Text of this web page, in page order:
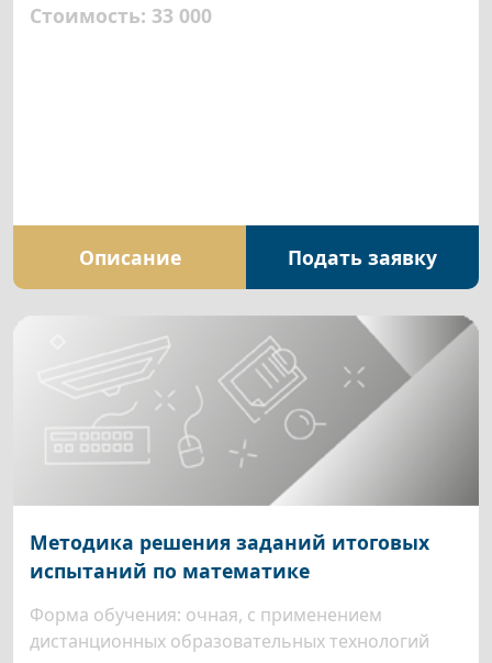
Стоимость: 33 000
Описание Подать заявку
Методика решения заданий итоговых
испытаний по математике
Форма обучения: очная, с применением
дистанционных образовательных технологий